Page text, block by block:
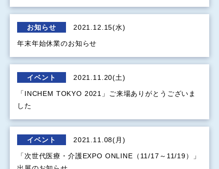
お知らせ 2021.12.15(水)
年末年始休業のお知らせ
イベント 2021.11.20(土)
「INCHEM TOKYO 2021」ご来場ありがとうございま
した
イベント 2021.11.08(月)
「次世代医療・介護EXPO ONLINE（11/17～11/19）」